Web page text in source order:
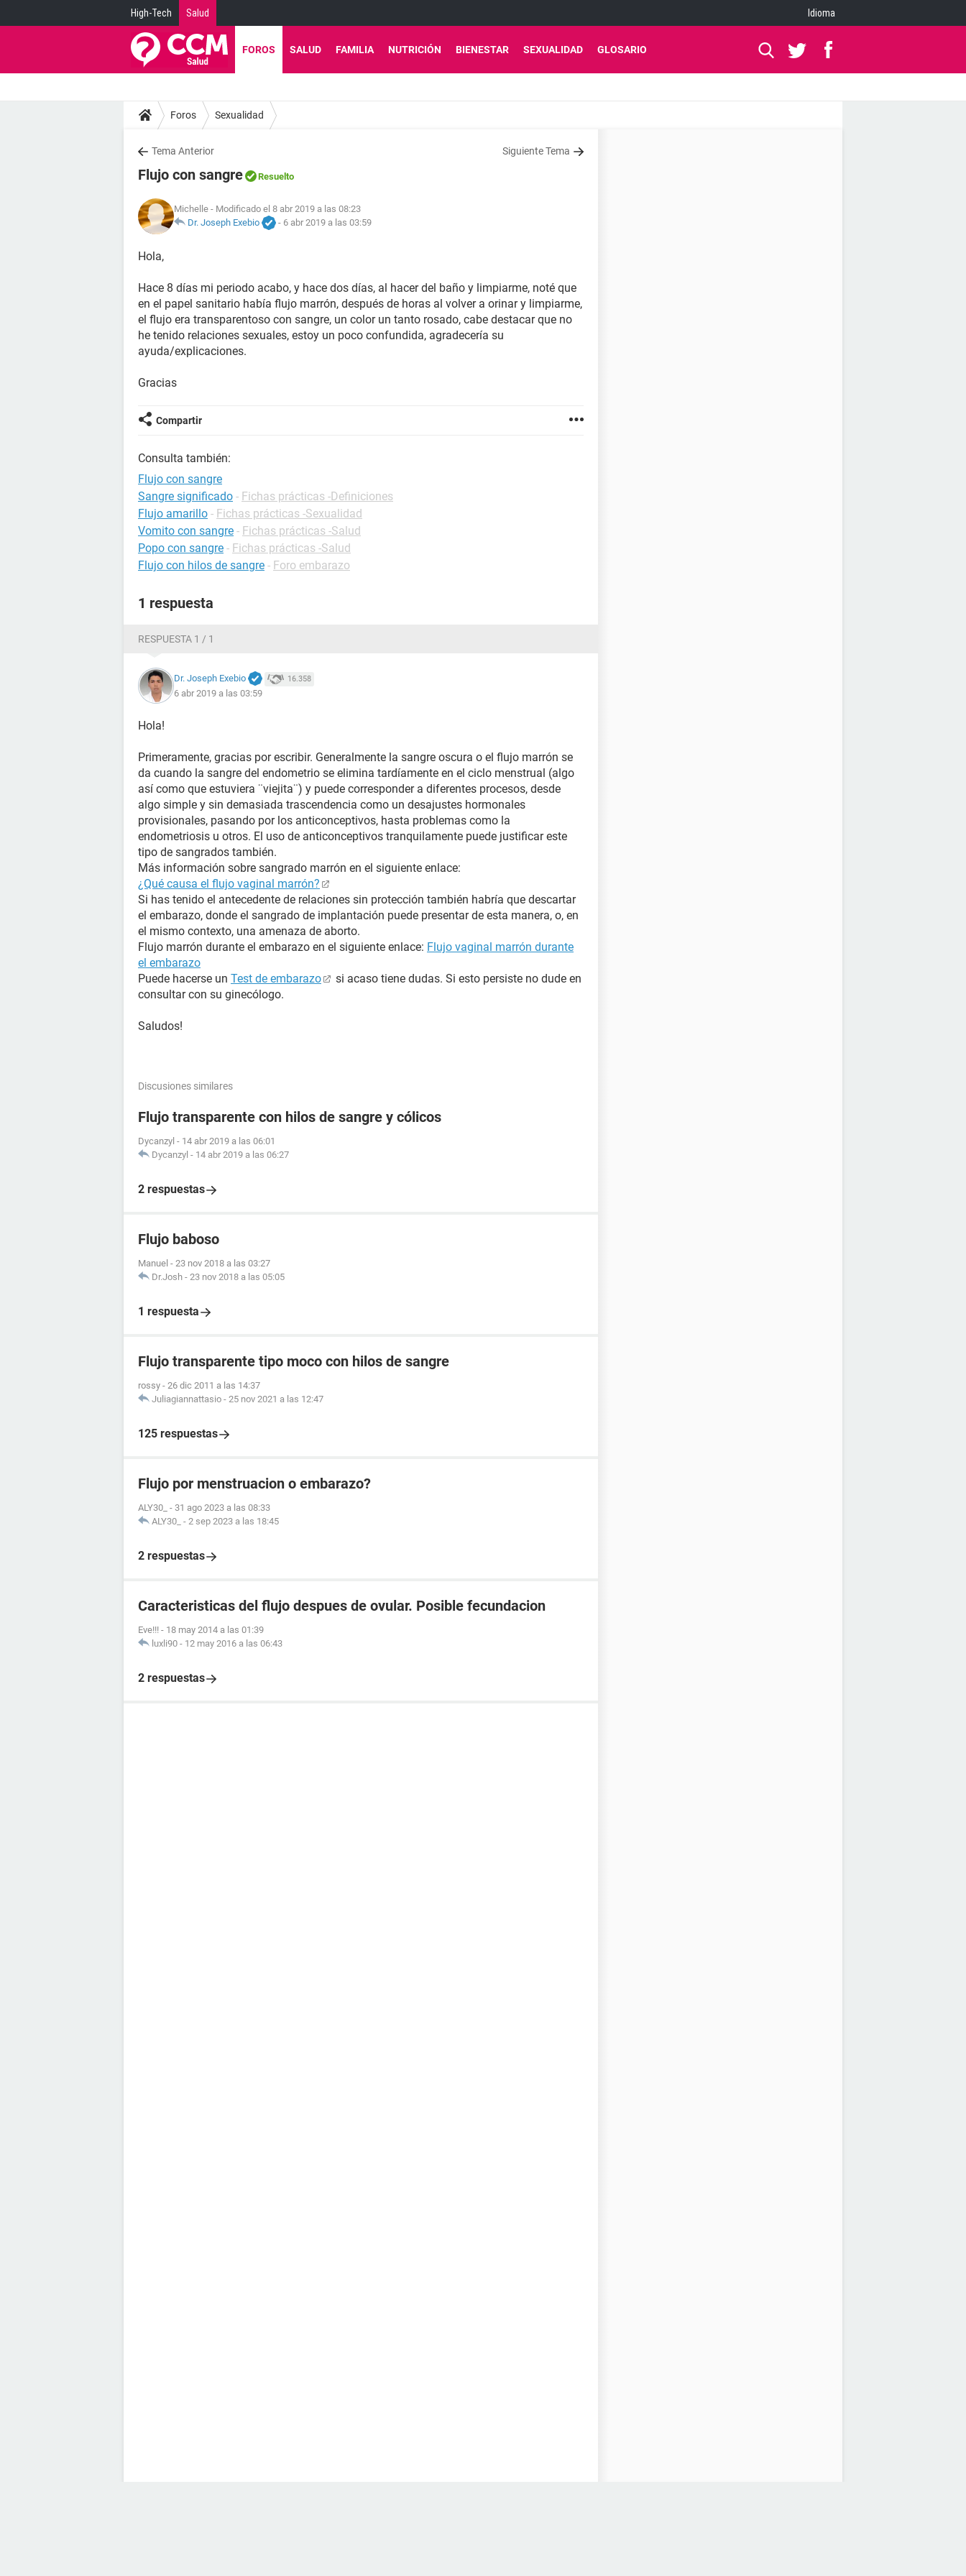
High-Tech Salud Idioma
FOROS SALUD FAMILIA NUTRICIÓN BIENESTAR SEXUALIDAD GLOSARIO
Foros Sexualidad
Tema Anterior Siguiente Tema
Flujo con sangre Resuelto
Michelle - Modificado el 8 abr 2019 a las 08:23
Dr. Joseph Exebio
- 6 abr 2019 a las 03:59
Hola,
Hace 8 días mi periodo acabo, y hace dos días, al hacer del baño y limpiarme, noté que
en el papel sanitario había flujo marrón, después de horas al volver a orinar y limpiarme,
el flujo era transparentoso con sangre, un color un tanto rosado, cabe destacar que no
he tenido relaciones sexuales, estoy un poco confundida, agradecería su
ayuda/explicaciones.
Gracias
Compartir
Consulta también:
Flujo con sangre
Sangre significado - Fichas prácticas -Definiciones
Flujo amarillo - Fichas prácticas -Sexualidad
Vomito con sangre - Fichas prácticas -Salud
Popo con sangre - Fichas prácticas -Salud
Flujo con hilos de sangre - Foro embarazo
1 respuesta
RESPUESTA 1 / 1
Dr. Joseph Exebio 16.358
6 abr 2019 a las 03:59
Hola!
Primeramente, gracias por escribir. Generalmente la sangre oscura o el flujo marrón se
da cuando la sangre del endometrio se elimina tardíamente en el ciclo menstrual (algo
así como que estuviera ¨viejita¨) y puede corresponder a diferentes procesos, desde
algo simple y sin demasiada trascendencia como un desajustes hormonales
provisionales, pasando por los anticonceptivos, hasta problemas como la
endometriosis u otros. El uso de anticonceptivos tranquilamente puede justificar este
tipo de sangrados también.
Más información sobre sangrado marrón en el siguiente enlace:
¿Qué causa el flujo vaginal marrón?
Si has tenido el antecedente de relaciones sin protección también habría que descartar
el embarazo, donde el sangrado de implantación puede presentar de esta manera, o, en
el mismo contexto, una amenaza de aborto.
Flujo marrón durante el embarazo en el siguiente enlace: Flujo vaginal marrón durante
el embarazo
Puede hacerse un Test de embarazo
si acaso tiene dudas. Si esto persiste no dude en
consultar con su ginecólogo.
Saludos!
Discusiones similares
Flujo transparente con hilos de sangre y cólicos
Dycanzyl - 14 abr 2019 a las 06:01
Dycanzyl - 14 abr 2019 a las 06:27
2 respuestas
Flujo baboso
Manuel - 23 nov 2018 a las 03:27
Dr.Josh - 23 nov 2018 a las 05:05
1 respuesta
Flujo transparente tipo moco con hilos de sangre
rossy - 26 dic 2011 a las 14:37
Juliagiannattasio - 25 nov 2021 a las 12:47
125 respuestas
Flujo por menstruacion o embarazo?
ALY30_ - 31 ago 2023 a las 08:33
ALY30_ - 2 sep 2023 a las 18:45
2 respuestas
Caracteristicas del flujo despues de ovular. Posible fecundacion
Eve!!! - 18 may 2014 a las 01:39
luxli90 - 12 may 2016 a las 06:43
2 respuestas